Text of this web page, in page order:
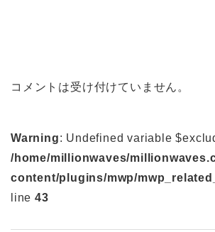
コメントは受け付けていません。
Warning: Undefined variable
/home/millionwaves/
content/plugins/mwp/
line 43